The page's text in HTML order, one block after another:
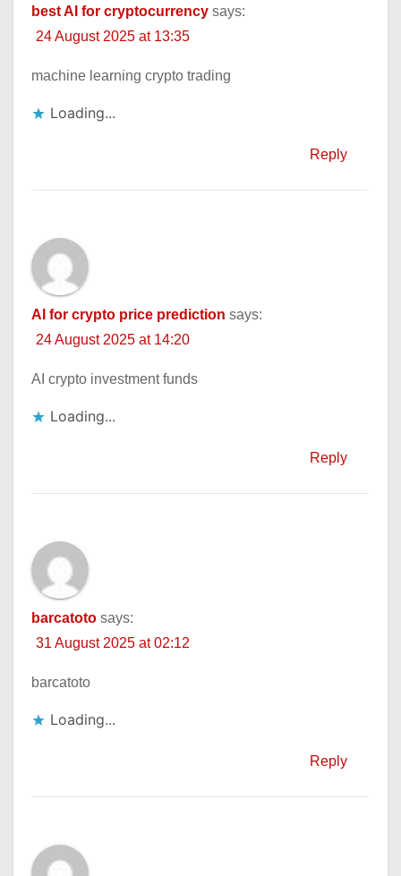
best AI for cryptocurrency says:
24 August 2025 at 13:35
machine learning crypto trading
Loading...
Reply
AI for crypto price prediction says:
24 August 2025 at 14:20
AI crypto investment funds
Loading...
Reply
barcatoto says:
31 August 2025 at 02:12
barcatoto
Loading...
Reply